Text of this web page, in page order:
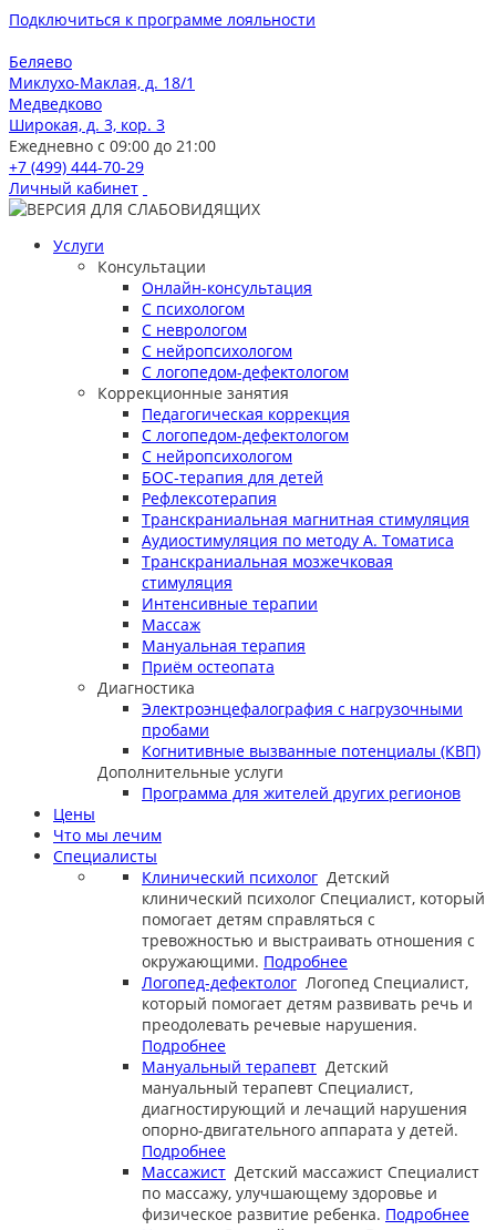
Подключиться к программе лояльности
Беляево
Миклухо-Маклая, д. 18/1
Медведково
Широкая, д. 3, кор. 3
Ежедневно с 09:00 до 21:00
+7 (499) 444-70-29
Личный кабинет
Услуги
Консультации
Онлайн-консультация
С психологом
С неврологом
С нейропсихологом
С логопедом-дефектологом
Коррекционные занятия
Педагогическая коррекция
С логопедом-дефектологом
С нейропсихологом
БОС-терапия для детей
Рефлексотерапия
Транскраниальная магнитная стимуляция
Аудиостимуляция по методу А. Томатиса
Транскраниальная мозжечковая
стимуляция
Интенсивные терапии
Массаж
Мануальная терапия
Приём остеопата
Диагностика
Электроэнцефалография с нагрузочными
пробами
Когнитивные вызванные потенциалы (КВП)
Дополнительные услуги
Программа для жителей других регионов
Цены
Что мы лечим
Специалисты
Клинический психолог Детский
клинический психолог Специалист, который
помогает детям справляться с
тревожностью и выстраивать отношения с
окружающими. Подробнее
Логопед-дефектолог Логопед Специалист,
который помогает детям развивать речь и
преодолевать речевые нарушения.
Подробнее
Мануальный терапевт Детский
мануальный терапевт Специалист,
диагностирующий и лечащий нарушения
опорно-двигательного аппарата у детей.
Подробнее
Массажист Детский массажист Специалист
по массажу, улучшающему здоровье и
физическое развитие ребенка. Подробнее